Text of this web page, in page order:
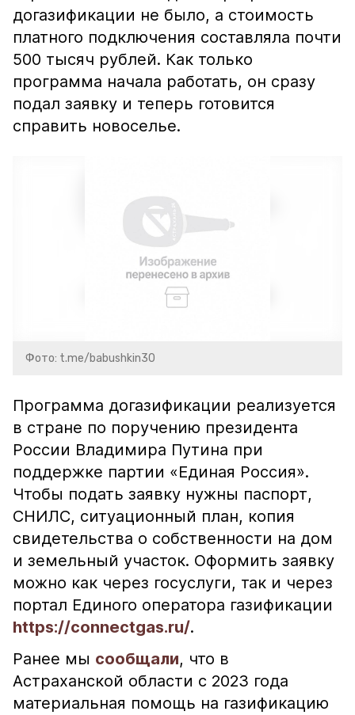
догазификации не было, а стоимость
платного подключения составляла почти
500 тысяч рублей. Как только
программа начала работать, он сразу
подал заявку и теперь готовится
справить новоселье.
Фото: t.me/babushkin30
Программа догазификации реализуется
в стране по поручению президента
России Владимира Путина при
поддержке партии «Единая Россия».
Чтобы подать заявку нужны паспорт,
СНИЛС, ситуационный план, копия
свидетельства о собственности на дом
и земельный участок. Оформить заявку
можно как через госуслуги, так и через
портал Единого оператора газификации
https://connectgas.ru/.
Ранее мы сообщали, что в
Астраханской области с 2023 года
материальная помощь на газификацию